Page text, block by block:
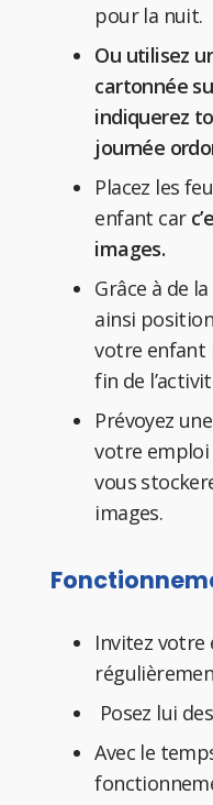
pour la nuit.
Ou utilisez
cartonnée
indiquerez
journée
Placez les
enfant car
images.
Grâce à de
ainsi
votre enfant
fin de
Prévoyez
votre emploi
vous
images.
Invitez votre
Posez lui
Avec le